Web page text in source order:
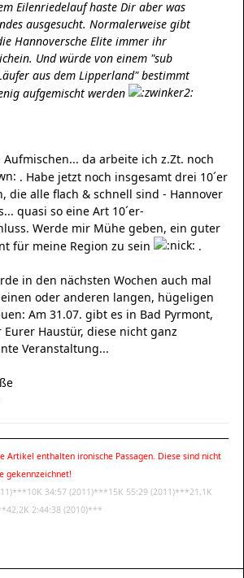
Eilenriedelauf haste Dir aber was
ausgesucht. Normalerweise gibt
Hannoversche Elite immer ihr
Und würde von einem "sub
aus dem Lipperland" bestimmt
aufgemischt werden
da arbeite ich z.Zt. noch
. Habe jetzt noch insgesamt drei 10´er
die alle flach & schnell sind - Hannover
quasi so eine Art 10´er-
Werde mir Mühe geben, ein guter
für meine Region zu sein
.
in den nächsten Wochen auch mal
oder anderen langen, hügeligen
Am 31.07. gibt es in Bad Pyrmont,
Eurer Haustür, diese nicht ganz
Veranstaltung...
Artikel enthalten ironische Passagen. Diese sind nicht
gekennzeichnet!
34:57 (2011)***15K 55:29 (2011)***21,1K
2:44:38 (2010)***